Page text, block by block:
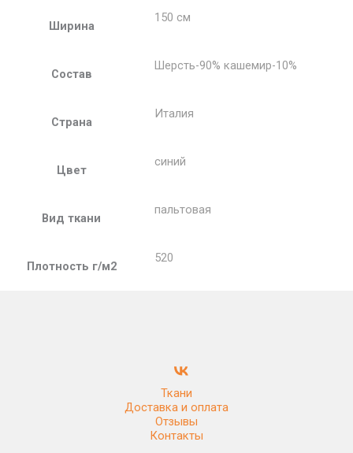
Ширина
150 см
Состав
Шерсть-90% кашемир-10%
Страна
Италия
Цвет
синий
Вид ткани
пальтовая
Плотность г/м2
520
Ткани
Доставка и оплата
Отзывы
Контакты